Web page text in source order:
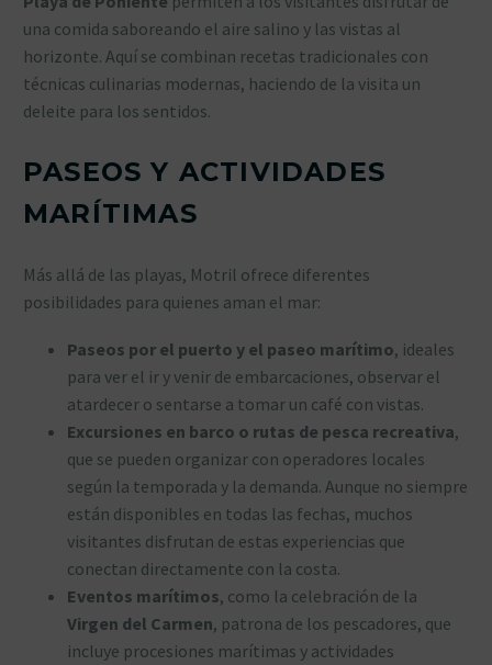
una comida saboreando el aire salino y las vistas al
horizonte. Aquí se combinan recetas tradicionales con
técnicas culinarias modernas, haciendo de la visita un
deleite para los sentidos.
PASEOS Y ACTIVIDADES
MARÍTIMAS
Más allá de las playas, Motril ofrece diferentes
posibilidades para quienes aman el mar:
Paseos por el puerto y el paseo marítimo, ideales
para ver el ir y venir de embarcaciones, observar el
atardecer o sentarse a tomar un café con vistas.
Excursiones en barco o rutas de pesca recreativa,
que se pueden organizar con operadores locales
según la temporada y la demanda. Aunque no siempre
están disponibles en todas las fechas, muchos
visitantes disfrutan de estas experiencias que
conectan directamente con la costa.
Eventos marítimos, como la celebración de la
Virgen del Carmen, patrona de los pescadores, que
incluye procesiones marítimas y actividades